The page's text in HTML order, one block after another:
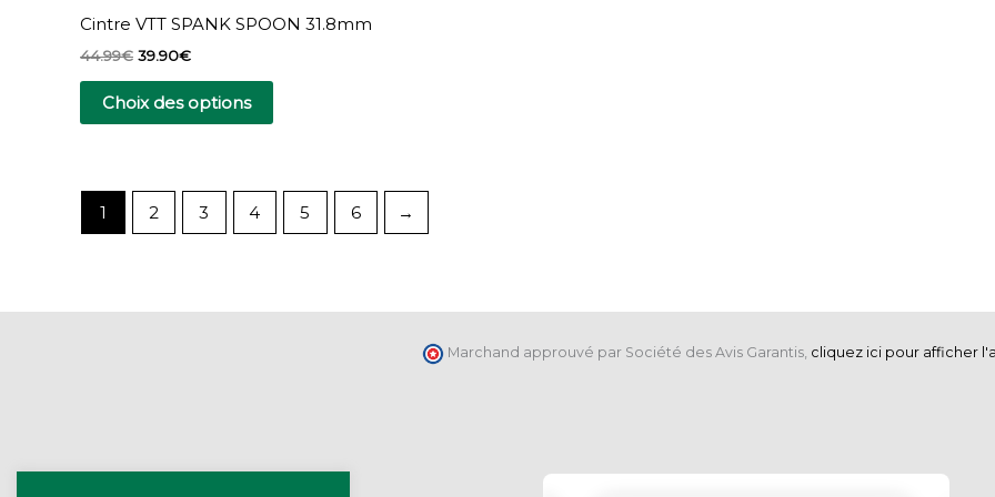
Cintre VTT SPANK SPOON 31.8mm
44.99€ 39.90€
Choix des options
sur
produit
1 2 3 4 5 6 →
Marchand approuvé par Société des Avis Garantis, cliquez ici pour afficher